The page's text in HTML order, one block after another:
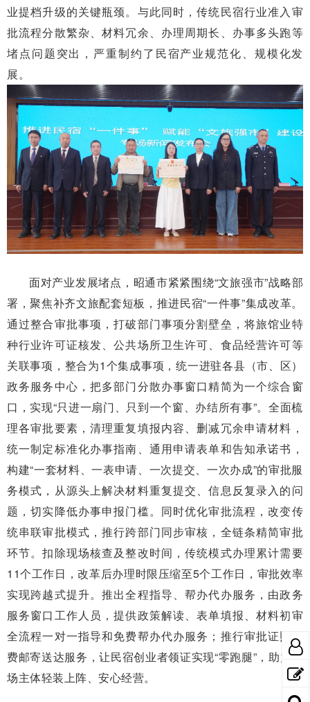
业提档升级的关键瓶颈。与此同时，传统民宿行业准入审
批流程分散繁杂、材料冗余、办理周期长、办事多头跑等
堵点问题突出，严重制约了民宿产业规范化、规模化发
展。
面对产业发展堵点，昭通市紧紧围绕“文旅强市”战略部
署，聚焦补齐文旅配套短板，推进民宿“一件事”集成改革。
通过整合审批事项，打破部门事项分割壁垒，将旅馆业特
种行业许可证核发、公共场所卫生许可、食品经营许可等
关联事项，整合为1个集成事项，统一进驻各县（市、区）
政务服务中心，把多部门分散办事窗口精简为一个综合窗
口，实现“只进一扇门、只到一个窗、办结所有事”。全面梳
理各审批要素，清理重复填报内容、删减冗余申请材料，
统一制定标准化办事指南、通用申请表单和告知承诺书，
构建“一套材料、一表申请、一次提交、一次办成”的审批服
务模式，从源头上解决材料重复提交、信息反复录入的问
题，切实降低办事申报门槛。同时优化审批流程，改变传
统串联审批模式，推行跨部门同步审核，全链条精简审批
环节。扣除现场核查及整改时间，传统模式办理累计需要
11个工作日，改革后办理时限压缩至5个工作日，审批效率
实现跨越式提升。推出全程指导、帮办代办服务，由政务
服务窗口工作人员，提供政策解读、表单填报、材料初审
全流程一对一指导和免费帮办代办服务；推行审批证照免
费邮寄送达服务，让民宿创业者领证实现“零跑腿”，助力市
场主体轻装上阵、安心经营。